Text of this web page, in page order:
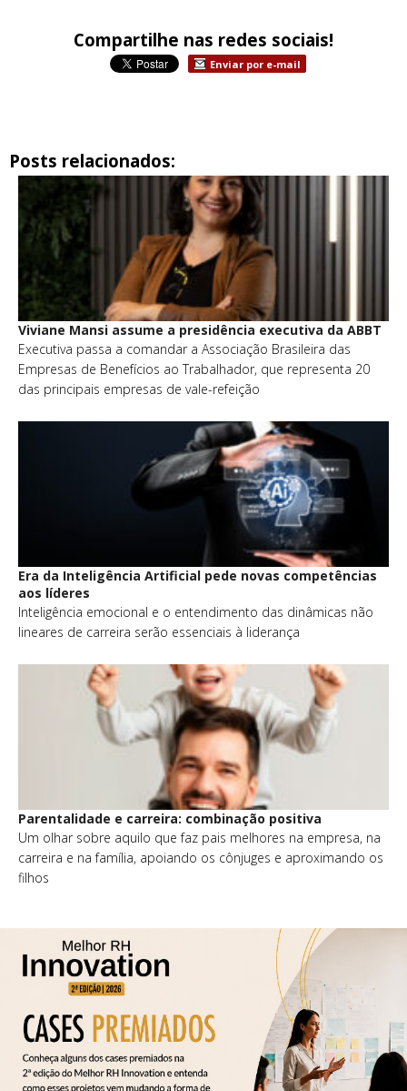
Compartilhe nas redes sociais!
Enviar por e-mail
Posts relacionados:
Viviane Mansi assume a presidência executiva da ABBT
Executiva passa a comandar a Associação Brasileira das
Empresas de Benefícios ao Trabalhador, que representa 20
das principais empresas de vale-refeição
Era da Inteligência Artificial pede novas competências
aos líderes
Inteligência emocional e o entendimento das dinâmicas não
lineares de carreira serão essenciais à liderança
Parentalidade e carreira: combinação positiva
Um olhar sobre aquilo que faz pais melhores na empresa, na
carreira e na família, apoiando os cônjuges e aproximando os
filhos